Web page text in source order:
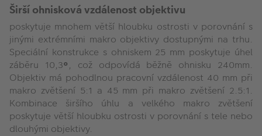
Širší ohnisková vzdálenost objektivu
poskytuje mnohem větší hloubku ostrosti v porovnání s
jinými extrémními makro objektivy dostupnými na trhu.
Speciální konstrukce s ohniskem 25 mm poskytuje úhel
záběru 10,3°, což odpovídá běžně ohnisku 240mm.
Objektiv má pohodlnou pracovní vzdálenost 40 mm při
makro zvětšení 5:1 a 45 mm při makro zvětšení 2.5:1.
Kombinace širšího úhlu a velkého makro zvětšení
poskytuje větší hloubku ostrosti v porovnání s tele nebo
dlouhými objektivy.